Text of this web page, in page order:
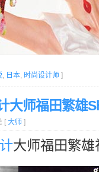
, 日本, 时尚设计师 ]
大师福田繁雄
[ 大师 ]
大师福田繁雄